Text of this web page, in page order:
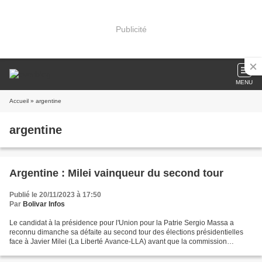
Publicité
MENU
Accueil » argentine
argentine
Argentine : Milei vainqueur du second tour
Publié le 20/11/2023 à 17:50
Par Bolivar Infos
Le candidat à la présidence pour l'Union pour la Patrie Sergio Massa a
reconnu dimanche sa défaite au second tour des élections présidentielles
face à Javier Milei (La Liberté Avance-LLA) avant que la commission